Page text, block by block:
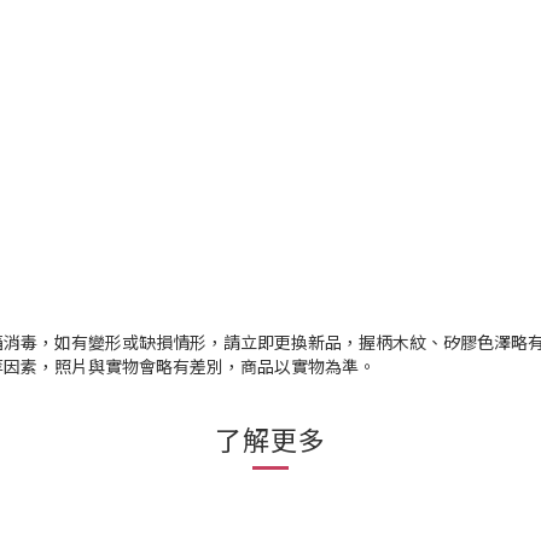
毒，如有變形或缺損情形，請立即更換新品，握柄木紋、矽膠色澤略
素，照片與實物會略有差別，商品以實物為準。
了解更多